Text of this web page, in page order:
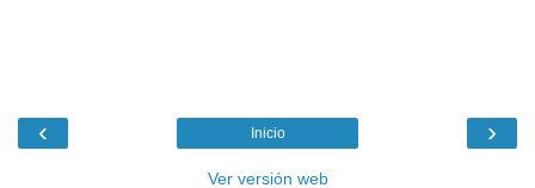
‹ ›
Inicio
Ver versión web